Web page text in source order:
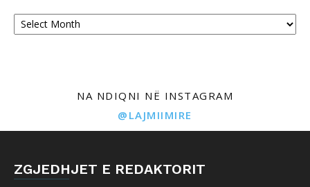
Archives
NA NDIQNI NË INSTAGRAM
@LAJMIIMIRE
ZGJEDHJET E REDAKTORIT